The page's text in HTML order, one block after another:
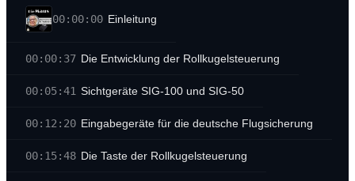
00:00:00 Einleitung
00:00:37 Die Entwicklung der Rollkugelsteuerung
00:05:41 Sichtgeräte SIG-100 und SIG-50
00:12:20 Eingabegeräte für die deutsche Flugsicherung
00:15:48 Die Taste der Rollkugelsteuerung